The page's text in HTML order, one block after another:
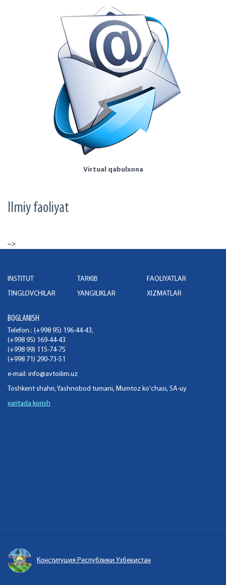
Virtual qabulxona
Ilmiy faoliyat
-->
INSTITUT TARKIB
FAOLIYATLAR
TINGLOVCHILAR
YANGILIKLAR XIZMATLAR
BOGLANISH
Telefon.: (+998 95) 196-44-43,
(+998 95) 169-44-43
(+998 99) 115-74-75
(+998 71) 290-73-51
e-mail: info@avtoilim.uz
Toshkent shahri, Yashnobod tumani, Mumtoz ko'chasi, 5A-uy
xaritada korish
Конституция Республики Узбекистан